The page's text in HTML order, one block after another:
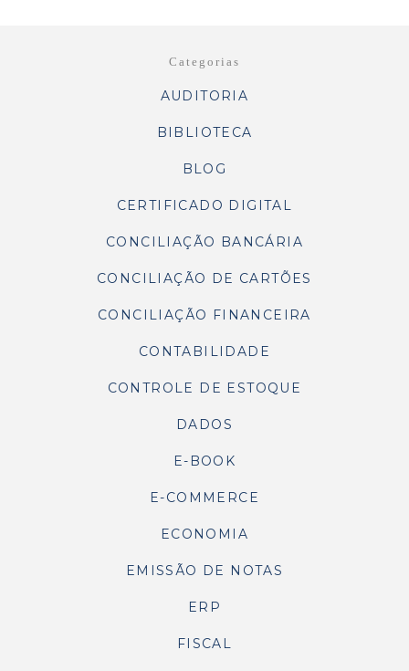
Categorias
AUDITORIA
BIBLIOTECA
BLOG
CERTIFICADO DIGITAL
CONCILIAÇÃO BANCÁRIA
CONCILIAÇÃO DE CARTÕES
CONCILIAÇÃO FINANCEIRA
CONTABILIDADE
CONTROLE DE ESTOQUE
DADOS
E-BOOK
E-COMMERCE
ECONOMIA
EMISSÃO DE NOTAS
ERP
FISCAL